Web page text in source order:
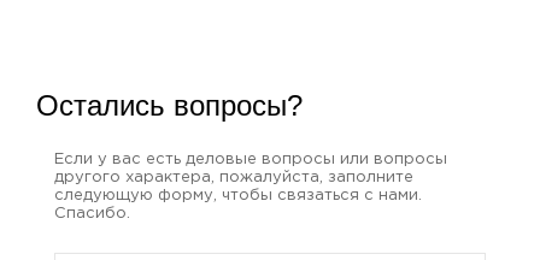
Остались вопросы?
Если у вас есть деловые вопросы или вопросы
другого характера, пожалуйста, заполните
следующую форму, чтобы связаться с нами.
Спасибо.